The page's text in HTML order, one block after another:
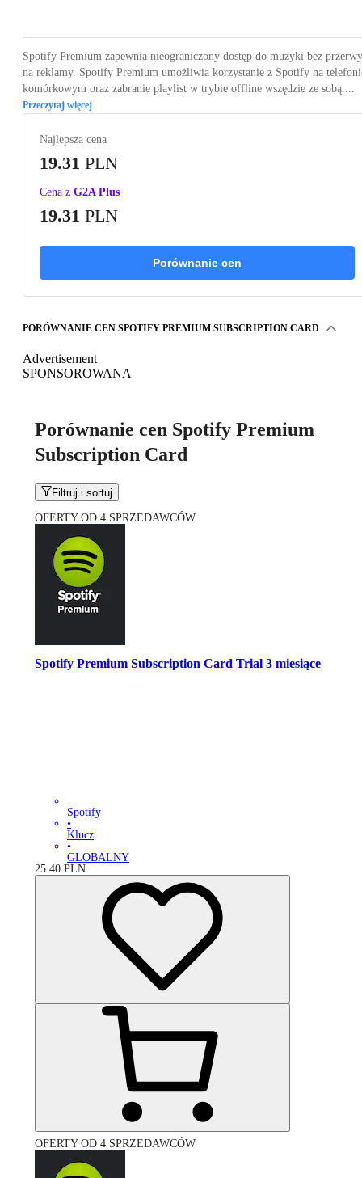
Spotify Premium zapewnia nieograniczony dostęp do muzyki bez przerwy
na reklamy. Spotify Premium umożliwia korzystanie z Spotify na
komórkowym oraz zabranie playlist w trybie offline wszędzie ze sobą....
Przeczytaj więcej
Najlepsza cena
19.31 PLN
Cena z G2A Plus
19.31 PLN
Porównanie cen
PORÓWNANIE CEN SPOTIFY PREMIUM SUBSCRIPTION CARD
Advertisement
SPONSOROWANA
Porównanie cen Spotify Premium
Subscription Card
Filtruj i sortuj
OFERTY OD 4 SPRZEDAWCÓW
Spotify Premium Subscription Card Trial 3 miesiące
Spotify
•
Klucz
•
GLOBALNY
25.40 PLN
OFERTY OD 4 SPRZEDAWCÓW